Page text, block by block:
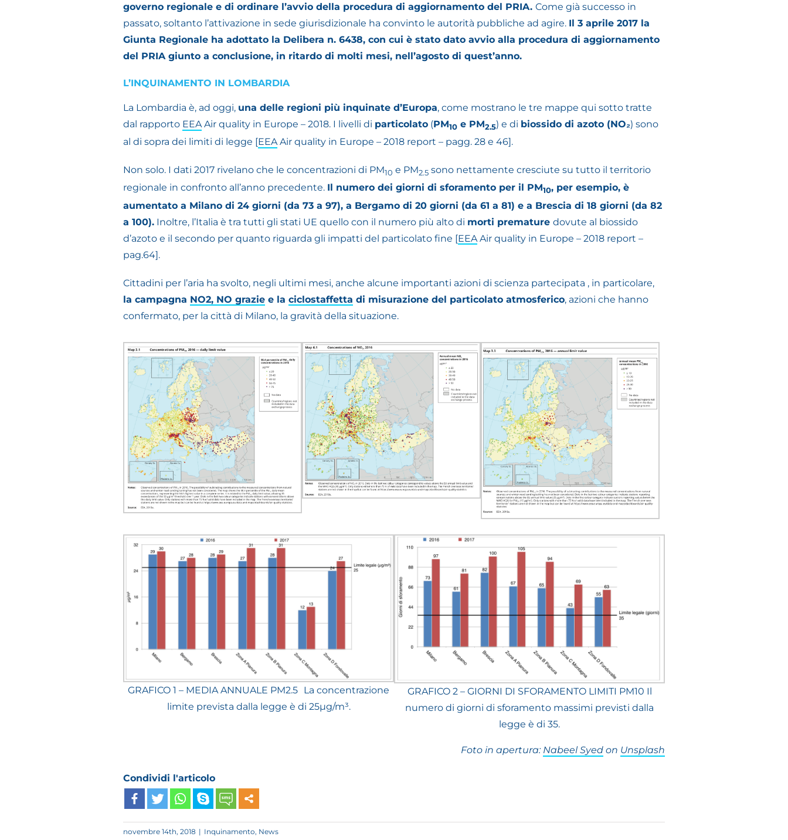
governo regionale e di ordinare l’avvio della procedura di aggiornamento del PRIA. Come già successo in
passato, soltanto l’attivazione in sede giurisdizionale ha convinto le autorità pubbliche ad agire. Il 3 aprile 2017 la
Giunta Regionale ha adottato la Delibera n. 6438, con cui è stato dato avvio alla procedura di aggiornamento
del PRIA giunto a conclusione, in ritardo di molti mesi, nell’agosto di quest’anno.
L’INQUINAMENTO IN LOMBARDIA
La Lombardia è, ad oggi, una delle regioni più inquinate d’Europa, come mostrano le tre mappe qui sotto tratte
dal rapporto EEA Air quality in Europe – 2018. I livelli di particolato (PM10 e PM2.5) e di biossido di azoto (NO₂) sono
al di sopra dei limiti di legge [EEAAir quality in Europe – 2018 report – pagg. 28 e 46].
Non solo. I dati 2017 rivelano che le concentrazioni di PM10 e PM2.5 sono nettamente cresciute su tutto il territorio
regionale in confronto all’anno precedente. Il numero dei giorni di sforamento per il PM10, per esempio, è
aumentato a Milano di 24 giorni (da 73 a 97), a Bergamo di 20 giorni (da 61 a 81) e a Brescia di 18 giorni (da 82
a 100). Inoltre, l’Italia è tra tutti gli stati UE quello con il numero più alto di morti premature dovute al biossido
d’azoto e il secondo per quanto riguarda gli impatti del particolato fine [EEA Air quality in Europe – 2018 report –
pag.64].
Cittadini per l’aria ha svolto, negli ultimi mesi, anche alcune importanti azioni di scienza partecipata , in particolare,
la campagna NO2, NO grazie e la ciclostaffetta di misurazione del particolato atmosferico, azioni che hanno
confermato, per la città di Milano, la gravità della situazione.
GRAFICO 1 – MEDIA ANNUALE PM2.5 La concentrazione
limite prevista dalla legge è di 25µg/m³.
GRAFICO 2 – GIORNI DI SFORAMENTO LIMITI PM10 Il
numero di giorni di sforamento massimi previsti dalla
legge è di 35.
Foto in apertura: Nabeel Syed on Unsplash
Condividi l'articolo
novembre 14th, 2018 | Inquinamento, News